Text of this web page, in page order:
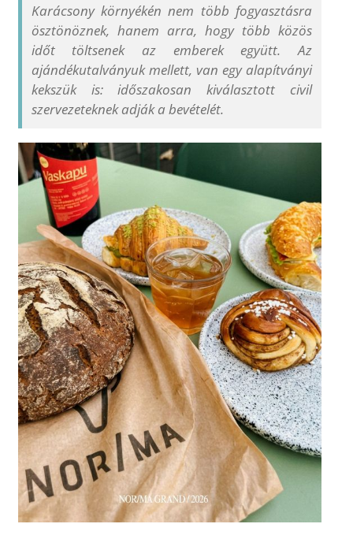
Karácsony környékén nem több fogyasztásra
ösztönöznek, hanem arra, hogy több közös
időt töltsenek az emberek együtt. Az
ajándékutalványuk mellett, van egy alapítványi
kekszük is: időszakosan kiválasztott civil
szervezeteknek adják a bevételét.